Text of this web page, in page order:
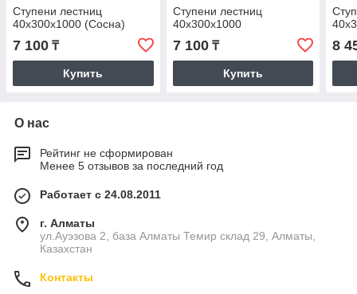
Ступени лестниц
40х300х1000 (Сосна)
7 100 ₸
Купить
Ступени лестниц
40х300х1000
7 100₸
Купить
8
О нас
Рейтинг не сформирован
Менее 5 отзывов за последний год
Работает с 24.08.2011
г. Алматы
ул.Ауэзова 2, база Алматы Темир склад 29, Алматы,
Казахстан
Контакты